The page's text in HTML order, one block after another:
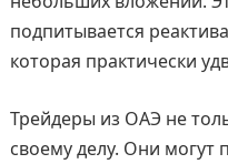
подпитывается
которая практически
Трейдеры из ОАЭ не
своему делу. Они могут